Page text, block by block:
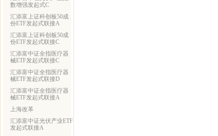
数增强发起式C
汇添富上证科创板50成
份ETF发起式联接A
汇添富上证科创板50成
份ETF发起式联接C
汇添富中证全指医疗器
械ETF发起式联接C
汇添富中证全指医疗器
械ETF发起式联接D
汇添富中证全指医疗器
械ETF发起式联接A
上海改革
汇添富中证光伏产业ETF
发起式联接A